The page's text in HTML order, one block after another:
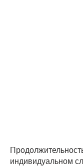
индивидуальном